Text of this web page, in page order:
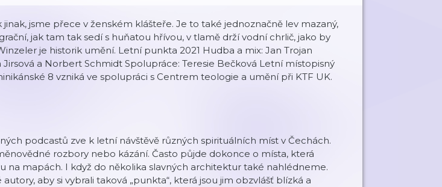
jinak, jsme přece v ženském klášteře. Je to také jednoznačně lev mazaný,
jak tam tak sedí s huňatou hřívou, v tlamě drží vodní chrlič, jako by
je historik umění. Letní punkta 2021 Hudba a mix: Jan Trojan
Jirsová a Norbert Schmidt Spolupráce: Teresie Bečková Letní místopisný
8 vzniká ve spolupráci s Centrem teologie a umění při KTF UK.
podcastů zve k letní návštěvě různých spirituálních míst v Čechách.
rozbory nebo kázání. Často půjde dokonce o místa, která
na mapách. I když do několika slavných architektur také nahlédneme.
aby si vybrali taková „punkta“, která jsou jim obzvlášť blízká a